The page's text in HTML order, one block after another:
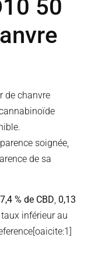
50
de chanvre
soignée,
de sa
7,4 % de CBD 0,13
taux inférieur au